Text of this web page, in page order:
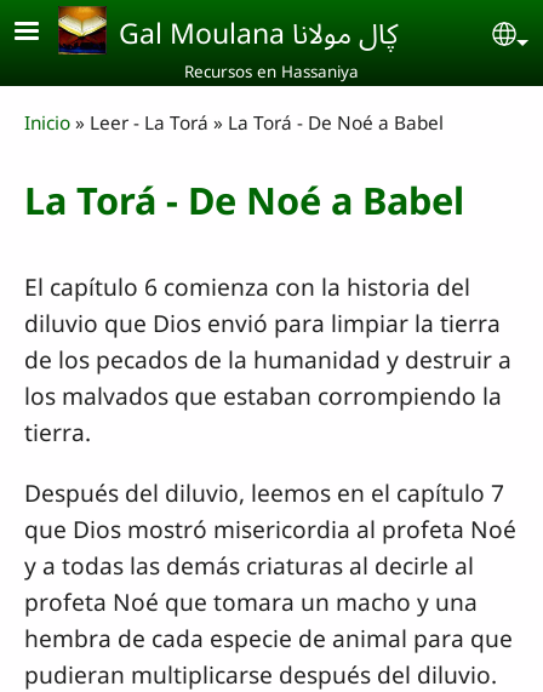
Skip to main content Gal Moulana ڮال مولانا
Recursos en Hassaniya
Breadcrumb
Inicio Leer - La Torá La Torá - De Noé a Babel
La Torá - De Noé a Babel
El capítulo 6 comienza con la historia del
diluvio que Dios envió para limpiar la tierra
de los pecados de la humanidad y destruir a
los malvados que estaban corrompiendo la
tierra.
Después del diluvio, leemos en el capítulo 7
que Dios mostró misericordia al profeta Noé
y a todas las demás criaturas al decirle al
profeta Noé que tomara un macho y una
hembra de cada especie de animal para que
pudieran multiplicarse después del diluvio.